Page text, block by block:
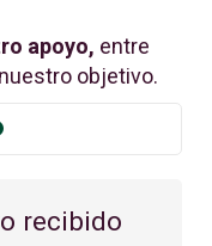
apoyo, entre
objetivo.
recibido